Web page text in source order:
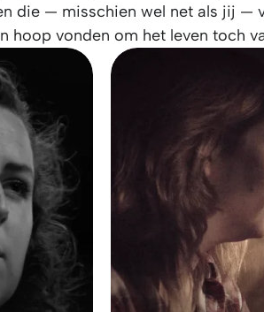
die — misschien wel net als jij —
hoop vonden om het leven toch